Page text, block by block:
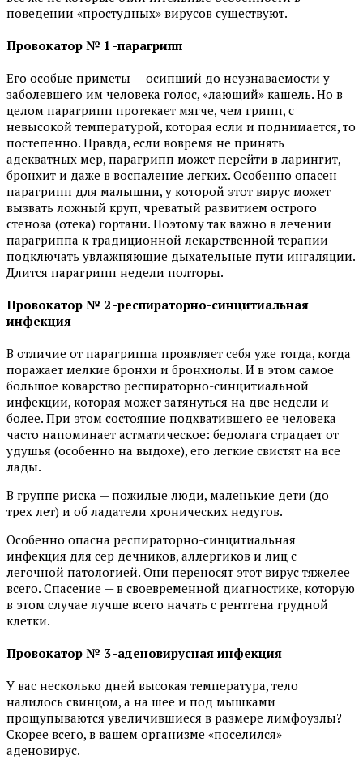
поведении «простудных» вирусов существуют.
Провокатор № 1 -парагрипп
Его особые приметы — осипший до неузнаваемости у
заболевшего им человека голос, «лающий» кашель. Но в
целом парагрипп протекает мягче, чем грипп, с
невысокой температурой, которая если и поднимается, то
постепенно. Правда, если вовремя не принять
адекватных мер, парагрипп может перейти в ларингит,
бронхит и даже в воспаление легких. Особенно опасен
парагрипп для малышни, у которой этот вирус может
вызвать ложный круп, чреватый развитием острого
стеноза (отека) гортани. Поэтому так важно в лечении
парагриппа к традиционной лекарственной терапии
подключать увлажняющие дыхательные пути ингаляции.
Длится парагрипп недели полторы.
Провокатор № 2 -респираторно-синцитиальная
инфекция
В отличие от парагриппа проявляет себя уже тогда, когда
поражает мелкие бронхи и бронхиолы. И в этом самое
большое коварство респираторно-синцитиальной
инфекции, которая может затянуться на две недели и
более. При этом состояние подхватившего ее человека
часто напоминает астматическое: бедолага страдает от
удушья (особенно на выдохе), его легкие свистят на все
лады.
В группе риска — пожилые люди, маленькие дети (до
трех лет) и об ладатели хронических недугов.
Особенно опасна респираторно-синцитиальная
инфекция для сер дечников, аллергиков и лиц с
легочной патологией. Они переносят этот вирус тяжелее
всего. Спасение — в своевременной диагностике, которую
в этом случае лучше всего начать с рентгена грудной
клетки.
Провокатор № 3 -аденовирусная инфекция
У вас несколько дней высокая температура, тело
налилось свинцом, а на шее и под мышками
прощупываются увеличившиеся в размере лимфоузлы?
Скорее всего, в вашем организме «поселился»
аденовирус.